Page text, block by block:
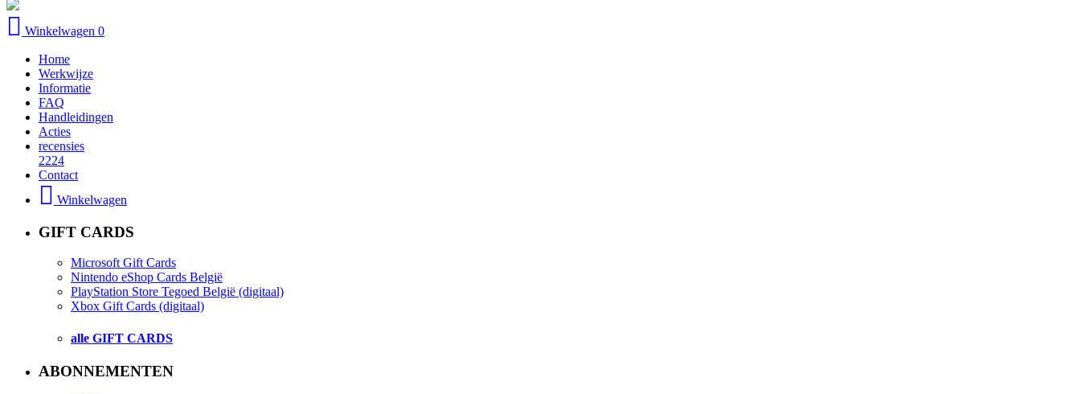
Winkelwagen 0
Home
Werkwijze
Informatie
FAQ
Handleidingen
Acties
recensies
2224
Contact
Winkelwagen
GIFT CARDS
Microsoft Gift Cards
Nintendo eShop Cards België
PlayStation Store Tegoed België (digitaal)
Xbox Gift Cards (digitaal)
alle GIFT CARDS
ABONNEMENTEN